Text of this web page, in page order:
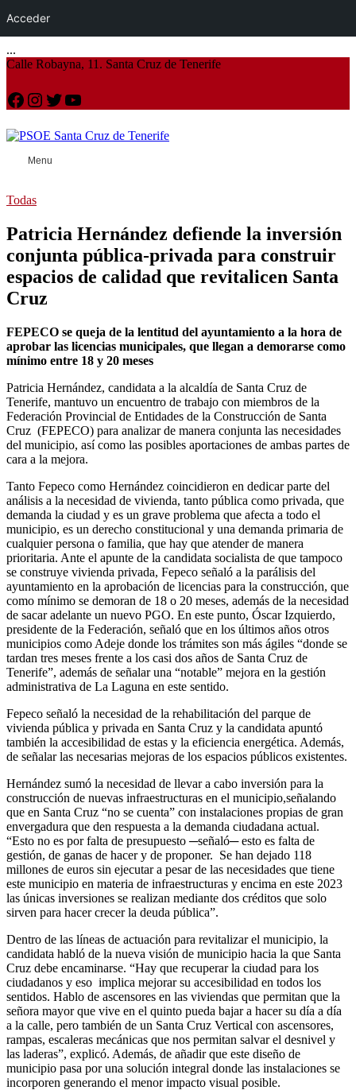
...
Acceder
Calle Robayna, 11. Santa Cruz de Tenerife
Facebook
Instagram
Twitter
YouTube
Menu
Todas
Patricia Hernández defiende la inversión
conjunta pública-privada para construir
espacios de calidad que revitalicen Santa
Cruz
FEPECO se queja de la lentitud del ayuntamiento a la hora de
aprobar las licencias municipales, que llegan a demorarse como
mínimo entre 18 y 20 meses
Patricia Hernández, candidata a la alcaldía de Santa Cruz de
Tenerife, mantuvo un encuentro de trabajo con miembros de la
Federación Provincial de Entidades de la Construcción de Santa
Cruz (FEPECO) para analizar de manera conjunta las necesidades
del municipio, así como las posibles aportaciones de ambas partes de
cara a la mejora.
Tanto Fepeco como Hernández coincidieron en dedicar parte del
análisis a la necesidad de vivienda, tanto pública como privada, que
demanda la ciudad y es un grave problema que afecta a todo el
municipio, es un derecho constitucional y una demanda primaria de
cualquier persona o familia, que hay que atender de manera
prioritaria. Ante el apunte de la candidata socialista de que tampoco
se construye vivienda privada, Fepeco señaló a la parálisis del
ayuntamiento en la aprobación de licencias para la construcción, que
como mínimo se demoran de 18 o 20 meses, además de la necesidad
de sacar adelante un nuevo PGO. En este punto, Óscar Izquierdo,
presidente de la Federación, señaló que en los últimos años otros
municipios como Adeje donde los trámites son más ágiles “donde se
tardan tres meses frente a los casi dos años de Santa Cruz de
Tenerife”, además de señalar una “notable” mejora en la gestión
administrativa de La Laguna en este sentido.
Fepeco señaló la necesidad de la rehabilitación del parque de
vivienda pública y privada en Santa Cruz y la candidata apuntó
también la accesibilidad de estas y la eficiencia energética. Además,
de señalar las necesarias mejoras de los espacios públicos existentes.
Hernández sumó la necesidad de llevar a cabo inversión para la
construcción de nuevas infraestructuras en el municipio,señalando
que en Santa Cruz “no se cuenta” con instalaciones propias de gran
envergadura que den respuesta a la demanda ciudadana actual.
“Esto no es por falta de presupuesto ─señaló─ esto es falta de
gestión, de ganas de hacer y de proponer. Se han dejado 118
millones de euros sin ejecutar a pesar de las necesidades que tiene
este municipio en materia de infraestructuras y encima en este 2023
las únicas inversiones se realizan mediante dos créditos que solo
sirven para hacer crecer la deuda pública”.
Dentro de las líneas de actuación para revitalizar el municipio, la
candidata habló de la nueva visión de municipio hacia la que Santa
Cruz debe encaminarse. “Hay que recuperar la ciudad para los
ciudadanos y eso implica mejorar su accesibilidad en todos los
sentidos. Hablo de ascensores en las viviendas que permitan que la
señora mayor que vive en el quinto pueda bajar a hacer su día a día
a la calle, pero también de un Santa Cruz Vertical con ascensores,
rampas, escaleras mecánicas que nos permitan salvar el desnivel y
las laderas”, explicó. Además, de añadir que este diseño de
municipio pasa por una solución integral donde las instalaciones se
incorporen generando el menor impacto visual posible.